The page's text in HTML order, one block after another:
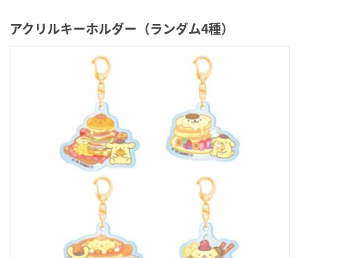
アクリルキーホルダー（ランダム4種）